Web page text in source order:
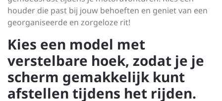
houder die past bij jouw behoeften en geniet van een
georganiseerde en zorgeloze rit!
Kies een model met
verstelbare hoek, zodat je je
scherm gemakkelijk kunt
afstellen tijdens het rijden.